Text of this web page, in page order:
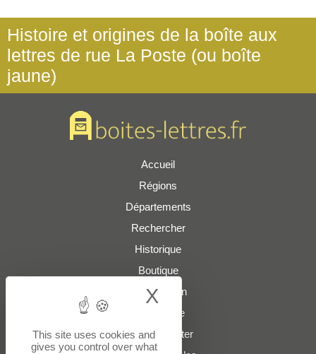
Histoire et origines de la boîte aux
lettres de rue La Poste (ou boîte
jaune)
Accueil
Régions
Départements
Rechercher
Historique
Boutique
Présentation
Plan du site
Nous contacter
This site uses cookies and
gives you control over what
X Hide cookie